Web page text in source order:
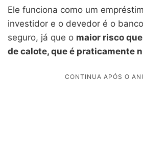
Ele funciona como um
investidor e o devedor é o
seguro, já que o maior risco
de calote, que é praticamente